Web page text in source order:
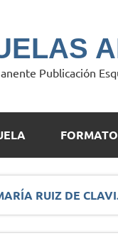
Publicación
RUIZ DE